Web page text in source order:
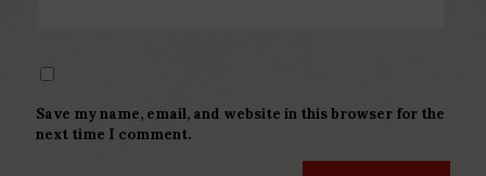
Save my name, email, and website in this browser for the
next time I comment.